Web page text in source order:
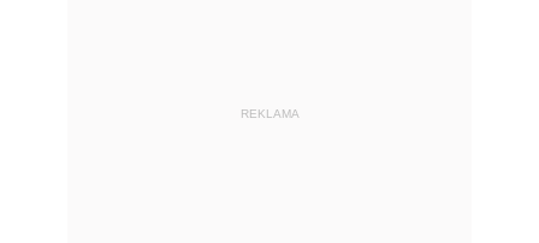
REKLAMA